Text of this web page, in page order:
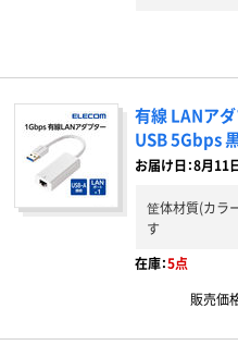
有線 LANア
USB 5Gbps
お届け日：8月11日
筐体材質(カラ
す
在庫：5点
販売価